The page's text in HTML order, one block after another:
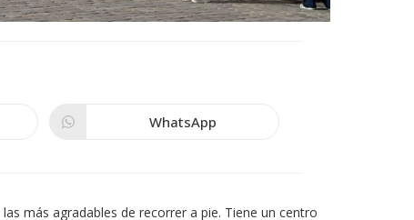
Se
WhatsApp
más agradables de recorrer a pie. Tiene un centro